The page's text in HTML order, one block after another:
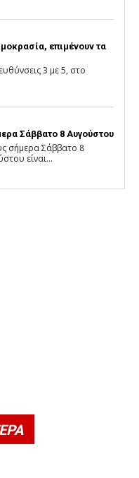
επιμένουν τα
3 με 5, στο
Σάββατο 8 Αυγούστου
σήμερα Σάββατο 8
είναι...